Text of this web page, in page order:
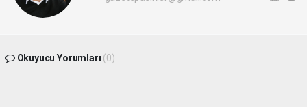
Okuyucu Yorumları (0)